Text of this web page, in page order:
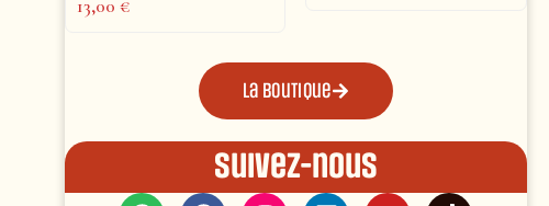
13,00€
La boutique
Suivez-nous